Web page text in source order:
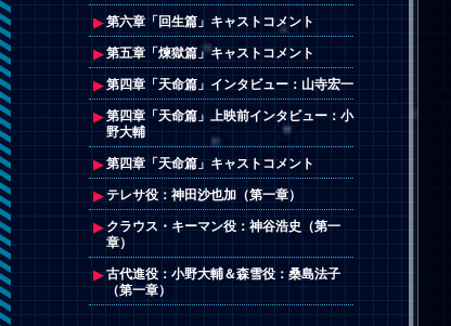
第六章「回生篇」キャストコメント
第五章「煉獄篇」キャストコメント
第四章「天命篇」インタビュー：山寺宏一
第四章「天命篇」上映前インタビュー：小
野大輔
第四章「天命篇」キャストコメント
テレサ役：神田沙也加（第一章）
クラウス・キーマン役：神谷浩史（第一
章）
古代進役：小野大輔＆森雪役：桑島法子
（第一章）